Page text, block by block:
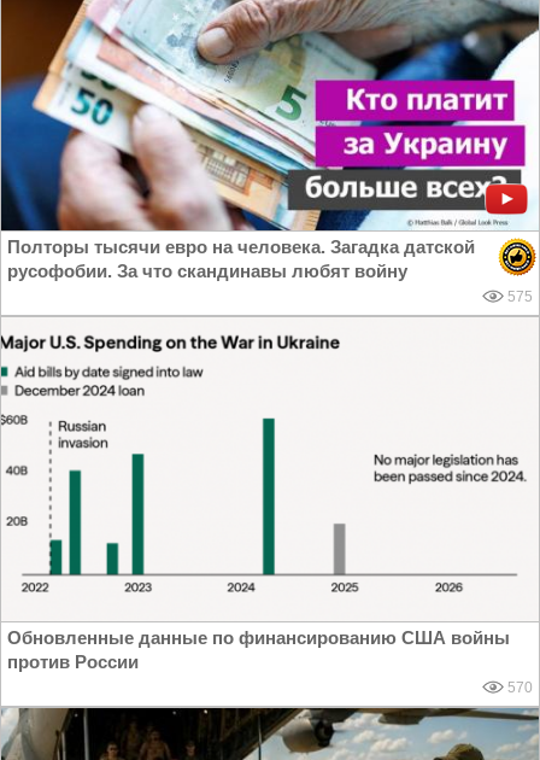
Полторы тысячи евро на человека. Загадка датской
русофобии. За что скандинавы любят войну
575
Обновленные данные по финансированию США войны
против России
570